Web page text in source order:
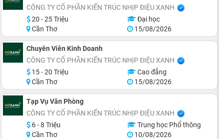
CÔNG TY CỔ PHẦN KIẾN TRÚC NHỊP ĐIỆU XANH
20 - 25 Triệu
Đại học
Cần Thơ
15/08/2026
Chuyên Viên Kinh Doanh
CÔNG TY CỔ PHẦN KIẾN TRÚC NHỊP ĐIỆU XANH
15 - 20 Triệu
Cao đẳng
Cần Thơ
15/08/2026
Tạp Vụ Văn Phòng
CÔNG TY CỔ PHẦN KIẾN TRÚC NHỊP ĐIỆU XANH
6 - 8 Triệu
Trung học Phổ thông
Cần Thơ
10/08/2026